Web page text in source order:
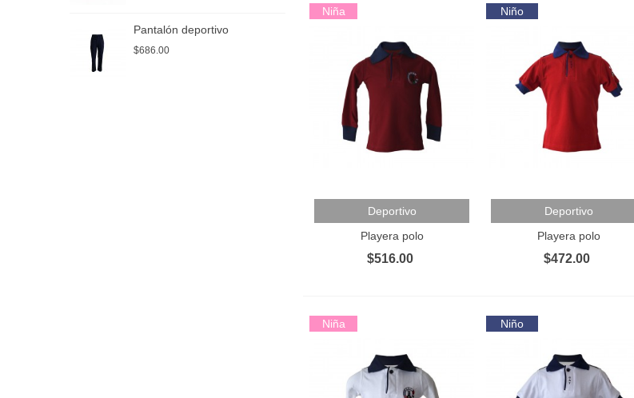
Pantalón deportivo
$686.00 $506.00
Niña
Añadir Al Carrito
Deportivo
Playera polo
$516.00
Niño
Añadir Al Carrito
Deportivo
Playera polo
$472.00
Niña Niño